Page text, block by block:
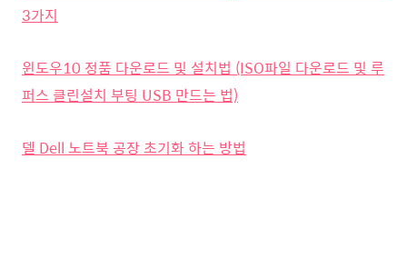
3가지
윈도우10 정품 다운로드 및 설치법 (ISO파일 다운로드 및 루
퍼스 클린설치 부팅 USB 만드는 법)
델 Dell 노트북 공장 초기화 하는 방법